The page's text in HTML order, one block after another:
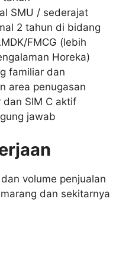
SMU / sederajat
2 tahun di bidang
FMCG (lebih
Horeka)
familiar dan
area penugasan
SIM C aktif
jawab
volume penjualan
dan sekitarnya